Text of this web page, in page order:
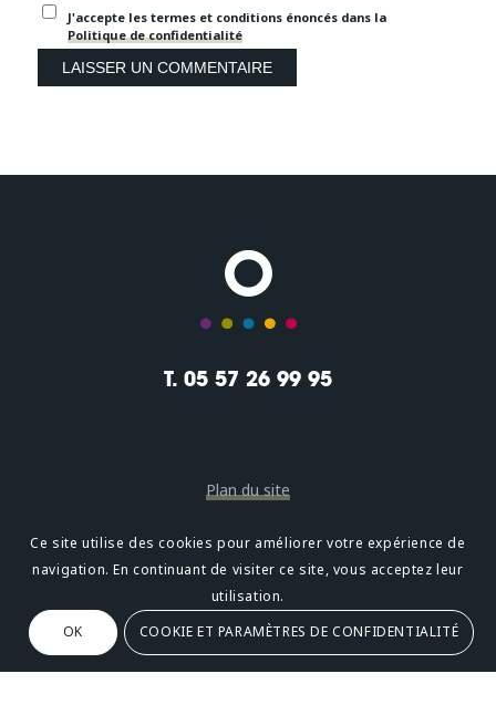
J'accepte les termes et conditions énoncés dans la
Politique de confidentialité
T. 05 57 26 99 95
Plan du site
Mentions légales
Confidentialité
Oméni2, avenue Léonard de Vinci 33600 PESSAC
Ce site utilise des cookies pour améliorer votre expérience de
navigation. En continuant de visiter ce site, vous acceptez leur
utilisation.
OK
COOKIE ET PARAMÈTRES DE CONFIDENTIALITÉ